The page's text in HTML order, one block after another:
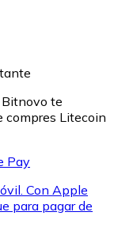
Bitnovo te
compres Litecoin
Pay
Con Apple
para pagar de